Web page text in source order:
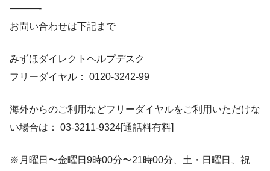
———-
お問い合わせは下記まで
みずほダイレクトヘルプデスク
フリーダイヤル： 0120-3242-99
海外からのご利用などフリーダイヤルをご利用いただけな
い場合は： 03-3211-9324[通話料有料]
※月曜日〜金曜日9時00分〜21時00分、土・日曜日、祝